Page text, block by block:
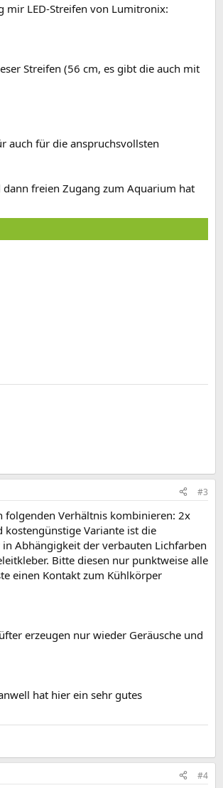
mir LED-Streifen von Lumitronix:
Streifen (56 cm, es gibt die auch mit
auch für die anspruchsvollsten
dann freien Zugang zum Aquarium hat
#3
folgenden Verhältnis kombinieren: 2x
kostengünstige Variante ist die
Abhängigkeit der verbauten Lichfarben
Bitte diesen nur punktweise alle
einen Kontakt zum Kühlkörper
erzeugen nur wieder Geräusche und
hat hier ein sehr gutes
#4